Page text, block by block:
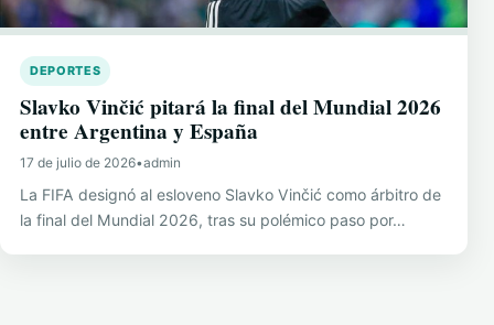
DEPORTES
Slavko Vinčić pitará la final del Mundial 2026
entre Argentina y España
17 de julio de 2026•admin
La FIFA designó al esloveno Slavko Vinčić como árbitro de
la final del Mundial 2026, tras su polémico paso por…